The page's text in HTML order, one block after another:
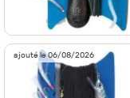
ajouté le 06/08/2026